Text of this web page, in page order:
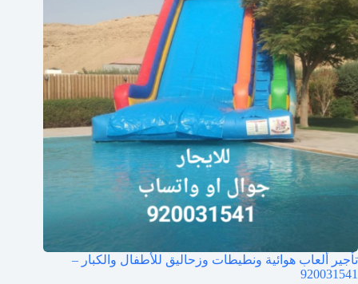
تأجير ألعاب هوائية ونطيطات وزحاليق للأطفال والكبار –
920031541